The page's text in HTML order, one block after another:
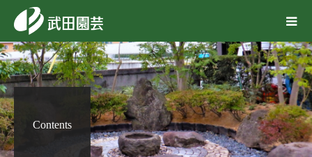
Contents